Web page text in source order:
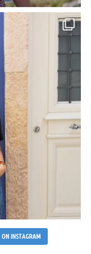
ON INSTAGRAM